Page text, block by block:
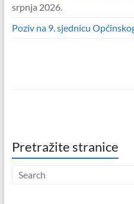
srpnja 2026.
Poziv na 9. sjednicu
Pretražite stranice